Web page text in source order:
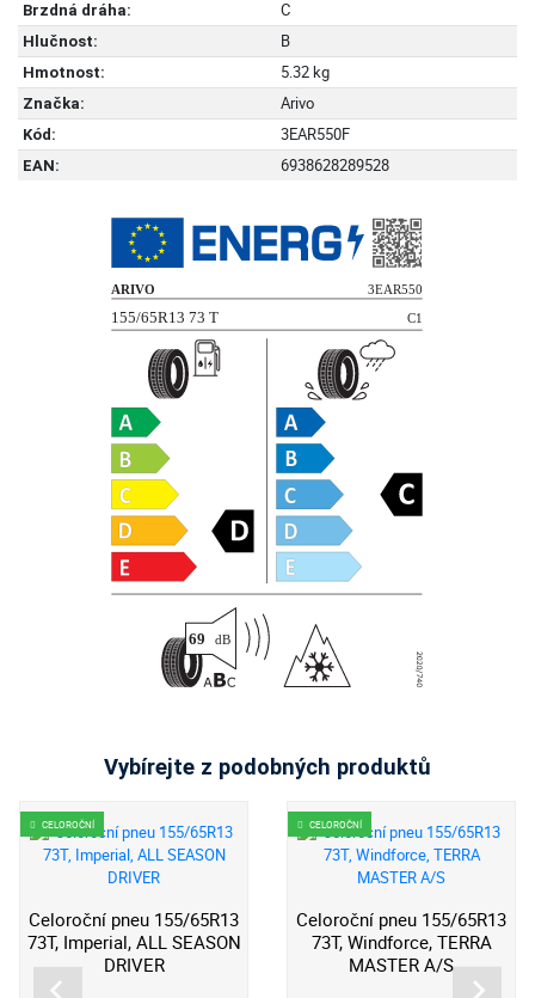
Brzdná dráha: C
Hlučnost: B
Hmotnost: 5.32 kg
Značka: Arivo
Kód: 3EAR550F
EAN: 6938628289528
Vybírejte z podobných produktů
CELOROČNÍ
Celoroční pneu 155/65R13
73T, Imperial, ALL SEASON
DRIVER
CELOROČNÍ
Celoroční pneu 155/65R13
73T, Windforce, TERRA
MASTER A/S